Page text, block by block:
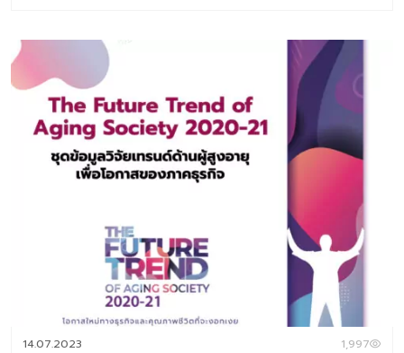
ผู้สูงวัยของทั้งโลกใบนี้จะมีจำนวน 65 ล้านคน ซึ่งคิดเป็น
22% ของประชากรทั้งโลก เพราะโอกาสตลาดที่จะมีขนาดใหญ่
มากในอนาคตและยังเต็มเปี่ยมไปด้วยความต้องการที่ซ่อนเร้น
ให้ผู้ประกอบการได้ค้นหาและตอบโจทย์ ที่นักคิดนักสร้างสรรค์
ทั่วโลกช่วยกันคิดค้นและพัฒนานวัตกรรมต่างๆ ให้ผู้สูงอายุ
หรือคนรุ่นใหญ่ก้าวข้าม ความเปลี่ยนแปลงของร่างกายที่ทำให้
เกิดอุปสรรคในการใช้ชีวิต และยกระดับการชีวิตที่เพิ่มขึ้น
Baramizi Lab ศูนย์วิจัยเทรนด์และคอนเซ็ปต์แห่งอนาคตของ
ประเทศไทยจึงรับหน้าที่ในการ สร้างคลังความรู้ที่สำคัญของ
โอกาสแห่ง Aging Society สำหรับภาคธุรกิจไทย วิเคราะห์หา
Aging Segmentation คนรุ่นใหญ่ของไทยแบ่งตามกลุ่ม
แต่ละกลุ่มมีโอกาสอย่างไร วิเคราะห์ A-day-in-life หาโอกาสที่
สัมพันธ์กับการใช้ชีวิตประจำวันของคนรุ่นใหญ่ วิเคราะห์หา
Pain Point และ Unmet Needs องค์ความรู้ เรื่องจุดเจ็บ
14.07.2023 1,997